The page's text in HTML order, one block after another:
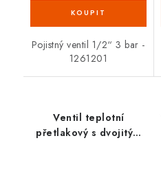
Pojistný ventil 1/2“ 3 bar -
1261201
Ventil teplotní
přetlakový s dvojitým